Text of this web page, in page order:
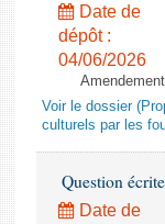
Comptes rendus
Date de
dépôt :
04/06/2026
Voir le dossier
culturels par les
Question
Date de